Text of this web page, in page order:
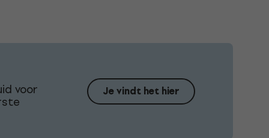
voor Je vindt het hier